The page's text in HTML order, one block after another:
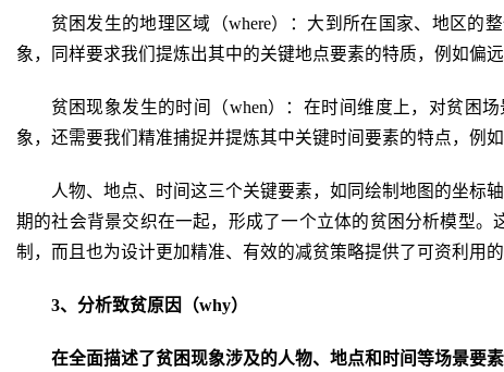
贫困发生的地理区域（where）：大到所在国家、地区的
象，同样要求我们提炼出其中的关键地点要素的特质，例如偏
贫困现象发生的时间（when）：在时间维度上，对贫困
象，还需要我们精准捕捉并提炼其中关键时间要素的特点，例
人物、地点、时间这三个关键要素，如同绘制地图的坐标
期的社会背景交织在一起，形成了一个立体的贫困分析模型
制，而且也为设计更加精准、有效的减贫策略提供了可资利用的
3、分析致贫原因（why）
在全面描述了贫困现象涉及的人物、地点和时间等场景要